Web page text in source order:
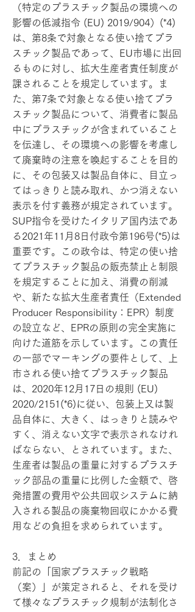
（特定のプラスチック製品の環境への
影響の低減指令 (EU) 2019/904）(*4)
は、第8条で対象となる使い捨てプラ
スチック製品であって、EU市場に出回
るものに対し、拡大生産者責任制度が
課されることを規定しています。ま
た、第7条で対象となる使い捨てプラ
スチック製品について、消費者に製品
中にプラスチックが含まれていること
を伝達し、その環境への影響を考慮し
て廃棄時の注意を喚起することを目的
に、その包装又は製品自体に、目立っ
てはっきりと読み取れ、かつ消えない
表示を付す義務が規定されています。
SUP指令を受けたイタリア国内法であ
る2021年11月8日付政令第196号(*5)は
重要です。この政令は、特定の使い捨
てプラスチック製品の販売禁止と制限
を規定することに加え、消費の削減
や、新たな拡大生産者責任（Extended
Producer Responsibility：EPR）制度
の設立など、EPRの原則の完全実施に
向けた道筋を示しています。この責任
の一部でマーキングの要件として、上
市される使い捨てプラスチック製品
は、2020年12月17日の規則 (EU)
2020/2151(*6)に従い、包装上又は製
品自体に、大きく、はっきりと読みや
すく、消えない文字で表示されなけれ
ばならない、とされています。また、
生産者は製品の重量に対するプラスチ
ック部品の重量に比例した金額で、啓
発措置の費用や公共回収システムに納
入される製品の廃棄物回収にかかる費
用などの負担を求められています。
3．まとめ
前記の「国家プラスチック戦略
（案）」が策定されると、それを受け
て様々なプラスチック規制が法制化さ